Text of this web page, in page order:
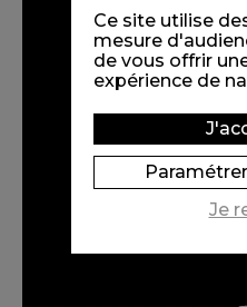
Ce site utilise
mesure
de vous offrir
expérience de
Je